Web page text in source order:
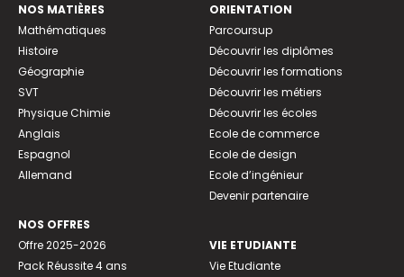
NOS MATIÈRES
Mathématiques
Histoire
Géographie
SVT
Physique Chimie
Anglais
Espagnol
Allemand
NOS OFFRES
Offre 2025-2026
Pack Réussite 4 ans
ORIENTATION
Parcoursup
Découvrir les diplômes
Découvrir les formations
Découvrir les métiers
Découvrir les écoles
Ecole de commerce
Ecole de design
Ecole d’ingénieur
Devenir partenaire
VIE ETUDIANTE
Vie Etudiante